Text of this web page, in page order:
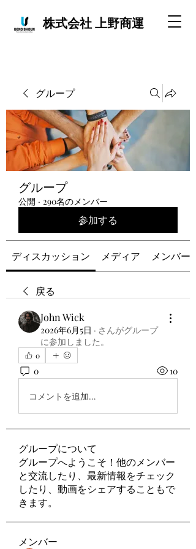
株式会社 上野商運
グループ
グループ
公開 · 290名のメンバー
参加する
ディスカッション メディア メンバー
戻る
John Wick
2026年6月5日 · さんがグループ
に参加しました。
0
0 10
コメントを追加…
グループについて
グループへようこそ！他のメンバー
と交流したり、最新情報をチェック
したり、動画をシェアすることもで
きます。
メンバー